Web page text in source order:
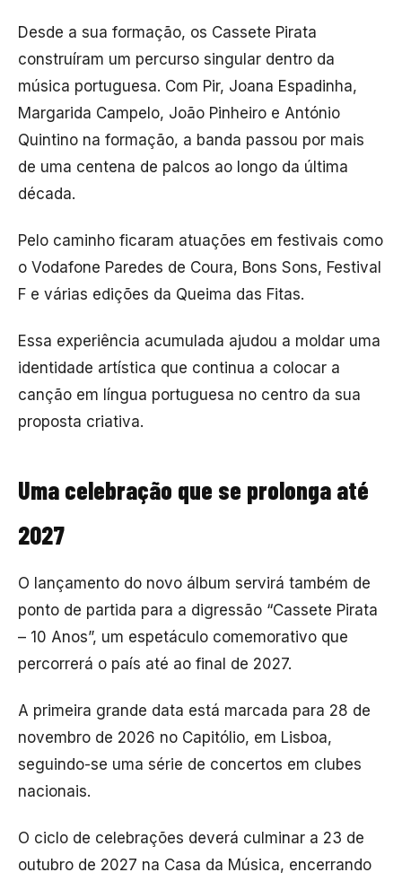
Desde a sua formação, os Cassete Pirata
construíram um percurso singular dentro da
música portuguesa. Com Pir, Joana Espadinha,
Margarida Campelo, João Pinheiro e António
Quintino na formação, a banda passou por mais
de uma centena de palcos ao longo da última
década.
Pelo caminho ficaram atuações em festivais como
o Vodafone Paredes de Coura, Bons Sons, Festival
F e várias edições da Queima das Fitas.
Essa experiência acumulada ajudou a moldar uma
identidade artística que continua a colocar a
canção em língua portuguesa no centro da sua
proposta criativa.
Uma celebração que se prolonga até
2027
O lançamento do novo álbum servirá também de
ponto de partida para a digressão “Cassete Pirata
– 10 Anos”, um espetáculo comemorativo que
percorrerá o país até ao final de 2027.
A primeira grande data está marcada para 28 de
novembro de 2026 no Capitólio, em Lisboa,
seguindo-se uma série de concertos em clubes
nacionais.
O ciclo de celebrações deverá culminar a 23 de
outubro de 2027 na Casa da Música, encerrando